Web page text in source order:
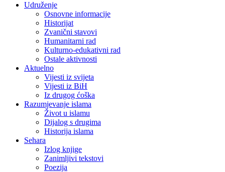
Udruženje
Osnovne informacije
Historijat
Zvanični stavovi
Humanitarni rad
Kulturno-edukativni rad
Ostale aktivnosti
Aktuelno
Vijesti iz svijeta
Vijesti iz BiH
Iz drugog ćoška
Razumjevanje islama
Život u islamu
Dijalog s drugima
Historija islama
Sehara
Izlog knjige
Zanimljivi tekstovi
Poezija